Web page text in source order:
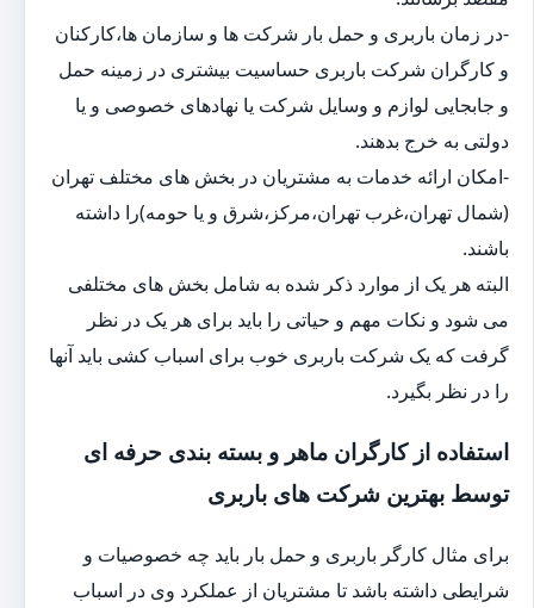
-در زمان باربری و حمل بار شرکت ها و سازمان ها،کارکنان
و کارگران شرکت باربری حساسیت بیشتری در زمینه حمل
و جابجایی لوازم و وسایل شرکت یا نهادهای خصوصی و یا
دولتی به خرج بدهند.
-امکان ارائه خدمات به مشتریان در بخش های مختلف تهران
(شمال تهران،غرب تهران،مرکز،شرق و یا حومه)را داشته
باشند.
البته هر یک از موارد ذکر شده به شامل بخش های مختلفی
می شود و نکات مهم و حیاتی را باید برای هر یک در نظر
گرفت که یک شرکت باربری خوب برای اسباب کشی باید آنها
را در نظر بگیرد.
استفاده از کارگران ماهر و بسته بندی حرفه ای
توسط بهترین شرکت های باربری
برای مثال کارگر باربری و حمل بار باید چه خصوصیات و
شرایطی داشته باشد تا مشتریان از عملکرد وی در اسباب